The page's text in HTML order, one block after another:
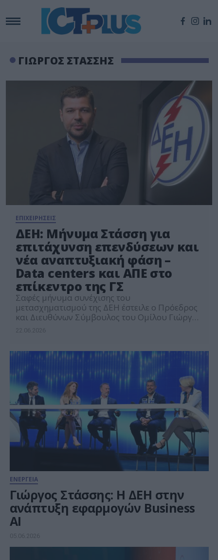
ΓΙΩΡΓΟΣ ΣΤΑΣΣΗΣ
ΕΠΙΧΕΙΡΗΣΕΙΣ
ΔΕΗ: Μήνυμα Στάσση για
επιτάχυνση επενδύσεων και
νέα αναπτυξιακή φάση –
Data centers και ΑΠΕ στο
επίκεντρο της ΓΣ
Σαφές μήνυμα συνέχισης του
μετασχηματισμού της ΔΕΗ έστειλε ο Πρόεδρος
και Διευθύνων Σύμβουλος του Ομίλου Γιώργος
βασικές κατευθύνσεις της επόμενης περιόδου
για τον Όμιλο. Ο κ. Στάσσης αναφέρθηκε στην
πορεία της ΔΕΗ από το 2019 μέχρι σήμερα,
σημειώνοντας […]
ΕΝΕΡΓΕΙΑ
Γιώργος Στάσσης: Η ΔΕΗ στην
ανάπτυξη εφαρμογών Business
ΑΙ
05.06.2026